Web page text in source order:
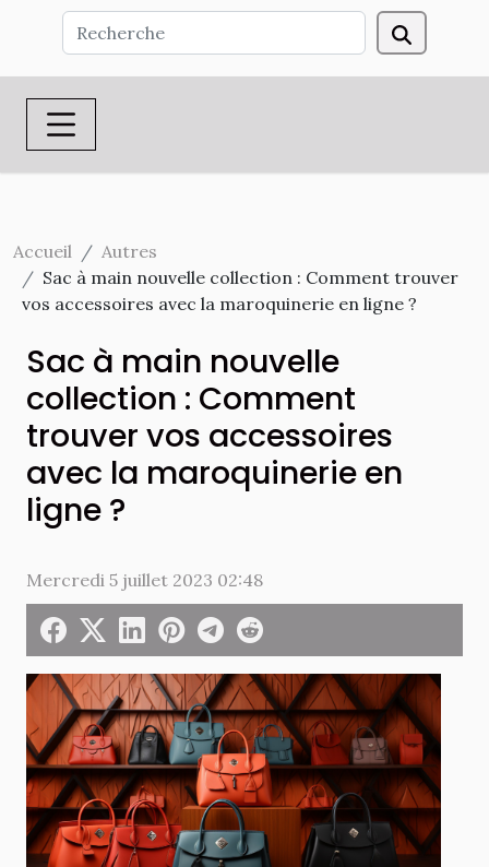
Accueil
Autres
Sac à main nouvelle collection : Comment trouver
vos accessoires avec la maroquinerie en ligne ?
Sac à main nouvelle
collection : Comment
trouver vos accessoires
avec la maroquinerie en
ligne ?
Mercredi 5 juillet 2023 02:48